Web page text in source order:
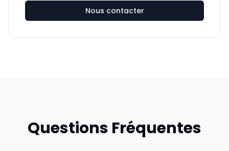
Nous contacter
Questions Fréquentes